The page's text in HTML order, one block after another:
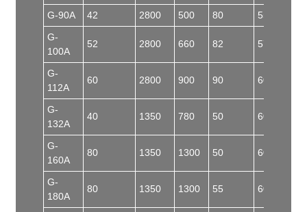
G-90A
42 2800 500 80
55
G-
100A
52 2800 660 82 57
G-
112A
60 2800 900 90 60
G-
132A
40 1350 780 50 60
G-
160A
80 1350 1300 50 60
G-
180A
80 1350 1300 55 60